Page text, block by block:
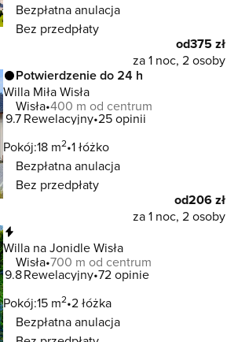
Bezpłatna anulacja
Bez przedpłaty
od375 zł
za 1 noc, 2 osoby
Potwierdzenie do 24 h
Willa Miła Wisła
Wisła 400 m od centrum
9.7Rewelacyjny 25 opinii
Pokój:18 m2 1 łóżko
Bezpłatna anulacja
Bez przedpłaty
od206 zł
za 1 noc, 2 osoby
Willa na Jonidle Wisła
Wisła 700 m od centrum
9.8Rewelacyjny 72 opinie
Pokój:15 m2 2 łóżka
Bezpłatna anulacja